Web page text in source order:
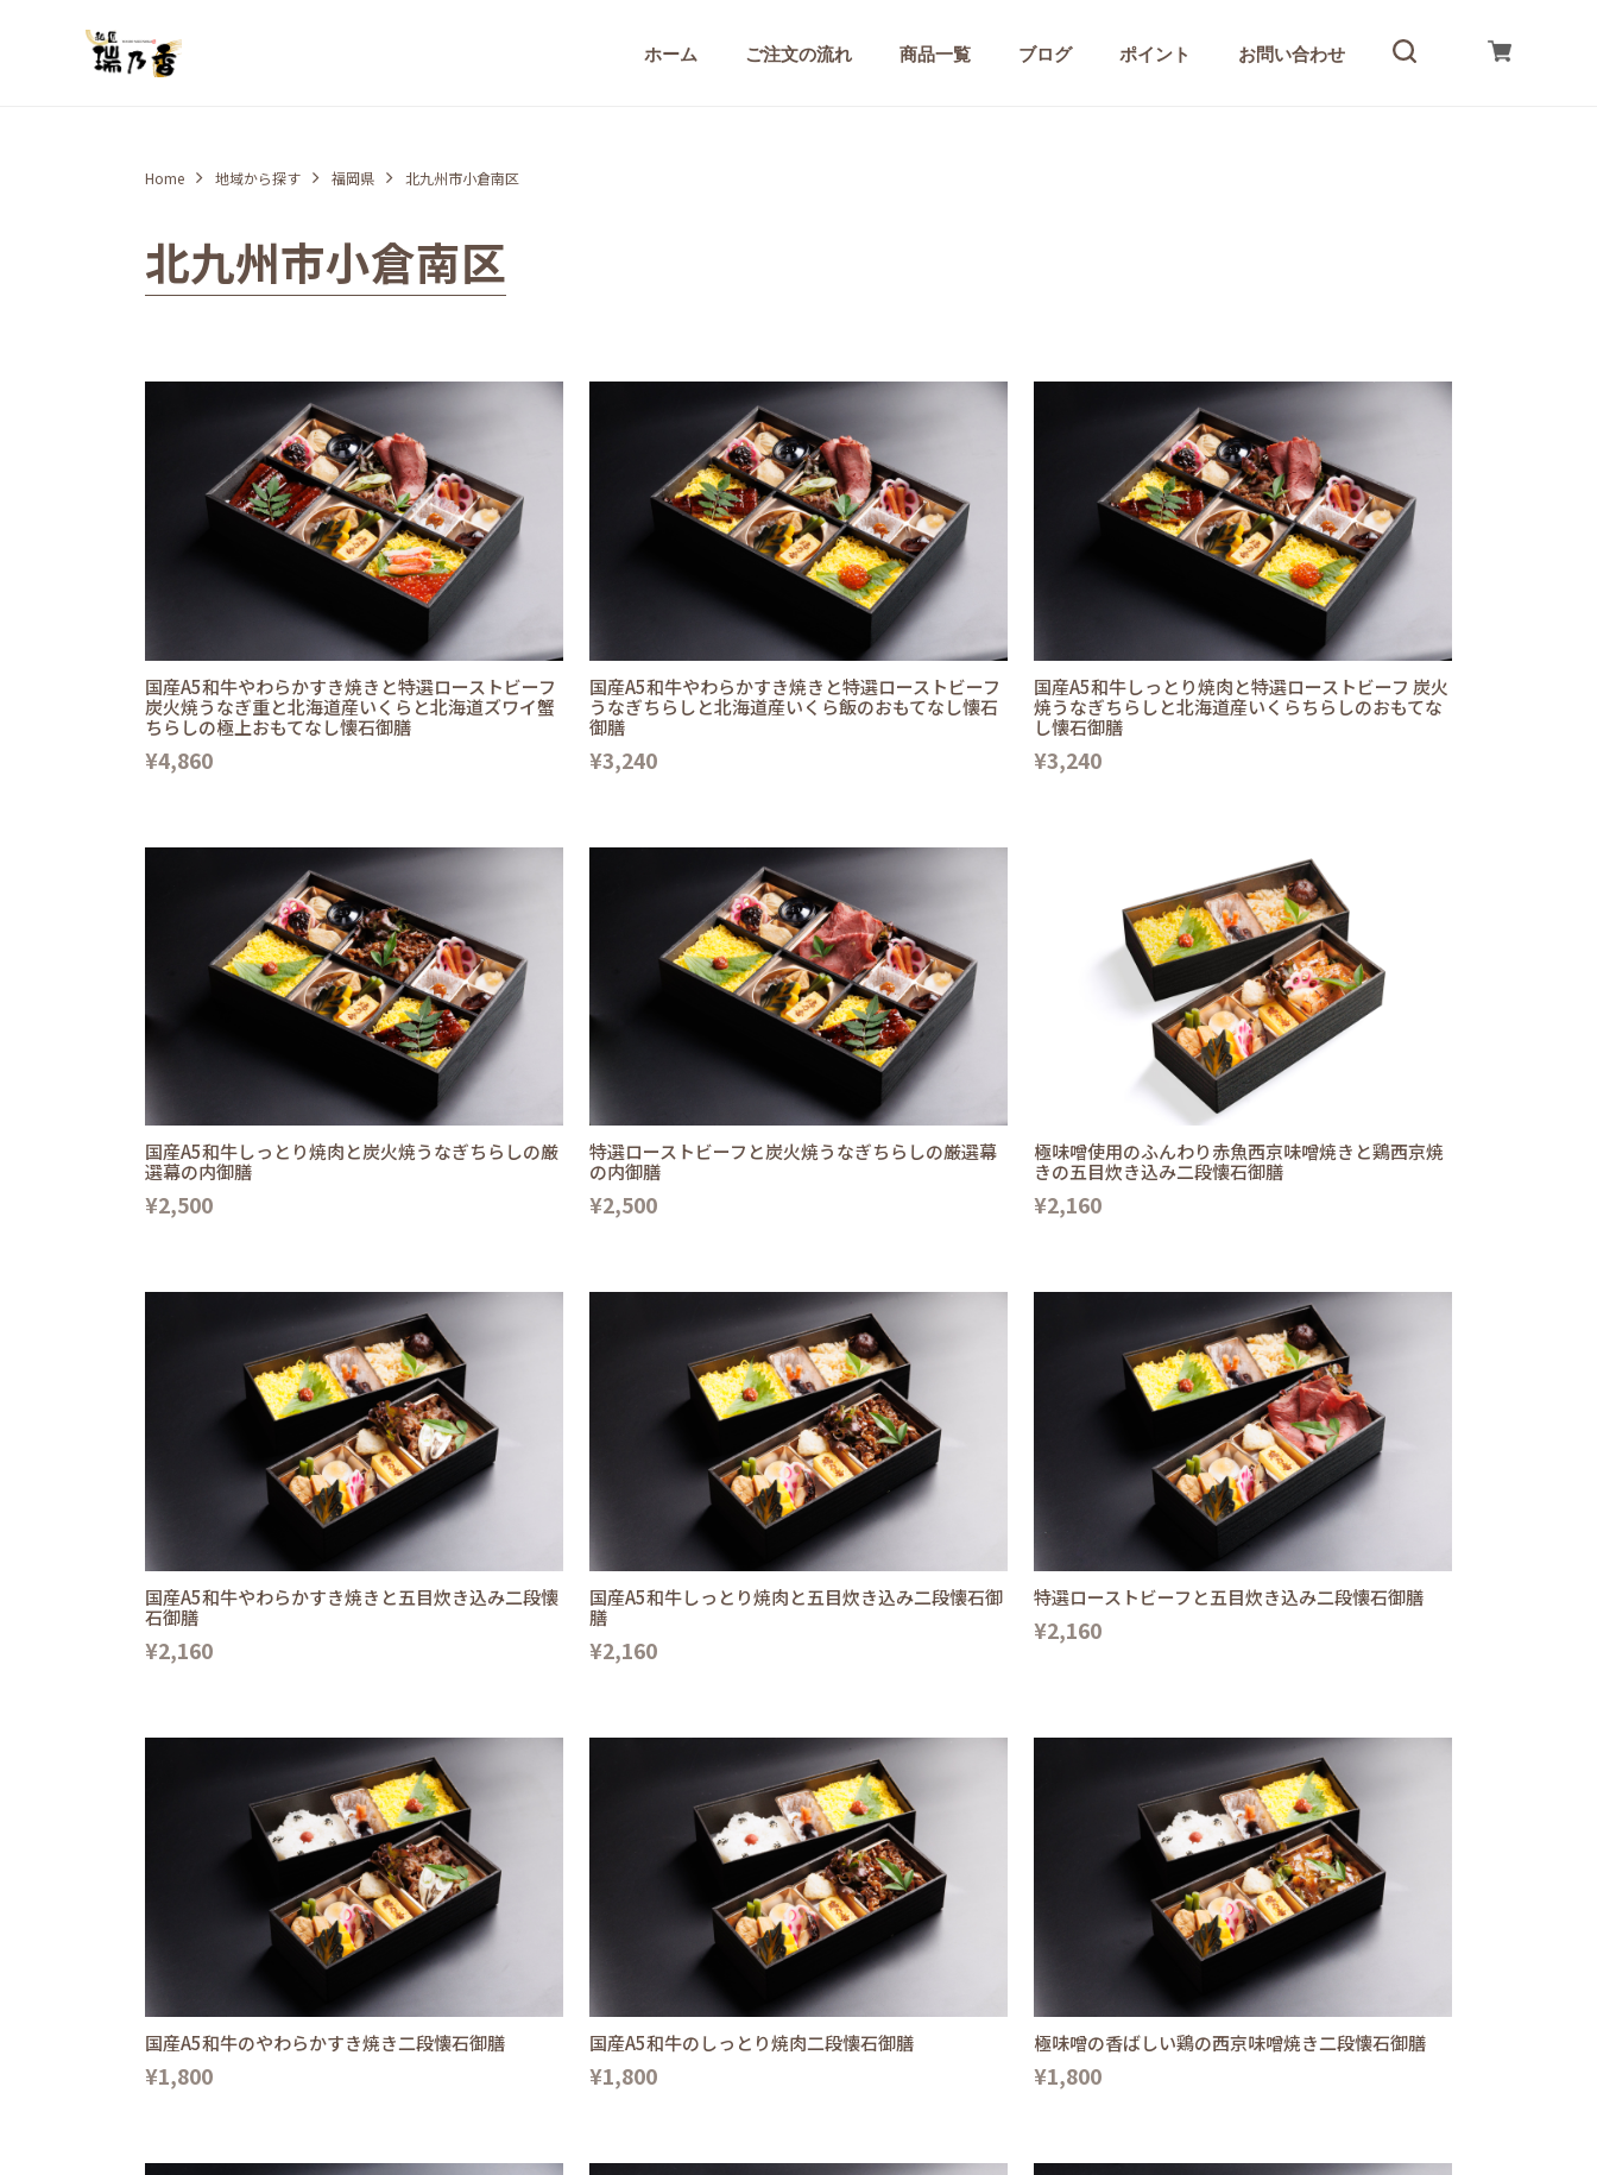
ホーム ご注文の流れ 商品一覧 ブログ ポイント お問い合わせ
Home 地域から探す 福岡県 北九州市小倉南区
北九州市小倉南区
国産A5和牛やわらかすき焼きと特選ローストビーフ
炭火焼うなぎ重と北海道産いくらと北海道ズワイ蟹
ちらしの極上おもてなし懐石御膳
¥4,860
国産A5和牛やわらかすき焼きと特選ローストビーフ
うなぎちらしと北海道産いくら飯のおもてなし懐石
御膳
¥3,240
国産A5和牛しっとり焼肉と特選ローストビーフ 炭火
焼うなぎちらしと北海道産いくらちらしのおもてな
し懐石御膳
¥3,240
国産A5和牛しっとり焼肉と炭火焼うなぎちらしの厳
選幕の内御膳
¥2,500
特選ローストビーフと炭火焼うなぎちらしの厳選幕
の内御膳
¥2,500
極味噌使用のふんわり赤魚西京味噌焼きと鶏西京焼
きの五目炊き込み二段懐石御膳
¥2,160
国産A5和牛やわらかすき焼きと五目炊き込み二段懐
石御膳
¥2,160
国産A5和牛しっとり焼肉と五目炊き込み二段懐石御
膳
¥2,160
特選ローストビーフと五目炊き込み二段懐石御膳
¥2,160
国産A5和牛のやわらかすき焼き二段懐石御膳
¥1,800
国産A5和牛のしっとり焼肉二段懐石御膳
¥1,800
極味噌の香ばしい鶏の西京味噌焼き二段懐石御膳
¥1,800